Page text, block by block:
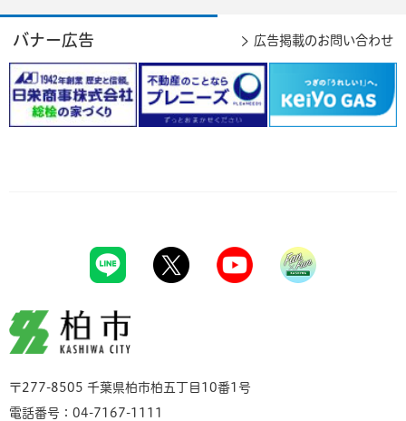
バナー広告 広告掲載のお問い合わせ
柏市
〒277-8505 千葉県柏市柏五丁目10番1号
電話番号：04-7167-1111